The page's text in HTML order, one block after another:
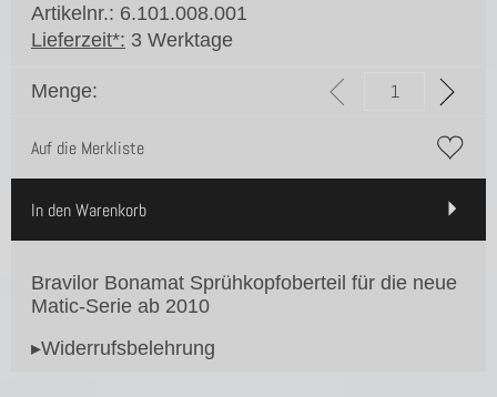
Artikelnr.: 6.101.008.001
Lieferzeit*: 3 Werktage
Menge:
Auf die Merkliste
In den Warenkorb
Bravilor Bonamat Sprühkopfoberteil für die neue
Matic-Serie ab 2010
▸Widerrufsbelehrung